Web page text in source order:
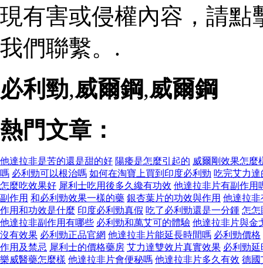
現有害或侵權內容，請點
我們聯繫。.
必利勁,威爾鋼,威爾鋼
熱門文章：
他達拉非是苦的還是甜的好 陽痿是怎麼引起的 威爾剛效果怎麼
嗎 必利勁可以根治嗎 如何在淘寶上買到印度必利勁 吃完艾力
怎麼吃效果好 犀利士吃用後多久纔有功效 他達拉非片有副作用
副作用 和必利勁效果一樣的藥 銀杏葉片的功效與作用 他達拉非
作用和功效是什麼 印度必利勁真假 吃了必利勁還是一分鍾 怎怎
他達拉非副作用有哪些 必利勁和萬艾可的體驗 他達拉非片與金
沒有效果 必利勁正品官網 他達拉非片能延長時間嗎 必利勁價格
作用及禁忌 犀利士的價格藥房 艾力達雙效片真實效果 必利勁
樂威醫藥怎麼樣 他達拉非片會便秘嗎 他達拉非片多久有效 德國